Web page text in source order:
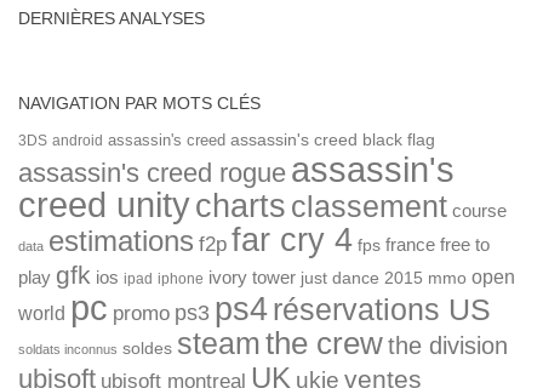
DERNIÈRES ANALYSES
NAVIGATION PAR MOTS CLÉS
3DS android assassin's creed assassin's creed black flag
assassin's creed rogue assassin's
creed unitycharts classement course
data estimations f2p far cry 4 fps france free to
play gfk ios ipad iphone ivory tower just dance 2015 mmo open
world pc promo ps3 ps4réservations US
soldats inconnus soldes steamthe crewthe division
ubisoft ubisoft montreal UK ukie ventes